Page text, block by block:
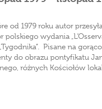
od 1979 roku autor
wydania
Pisane na
do obrazu pontyfikatu
różnych Kościołów